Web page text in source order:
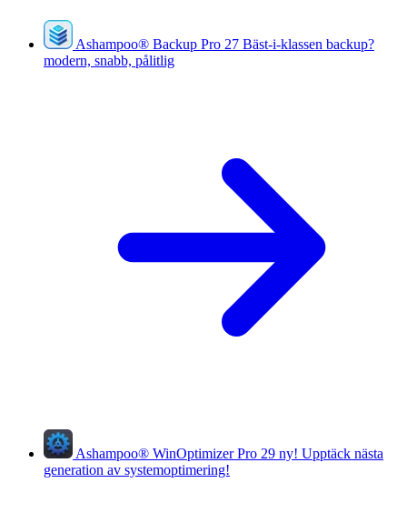
Ashampoo® Backup Pro 27 Bäst-i-klassen backup?
modern, snabb, pålitlig
Ashampoo® WinOptimizer Pro 29 ny! Upptäck nästa
generation av systemoptimering!